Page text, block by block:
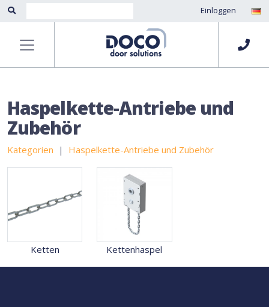
Einloggen
Haspelkette-Antriebe und
Zubehör
Kategorien Haspelkette-Antriebe und Zubehör
Ketten Kettenhaspel